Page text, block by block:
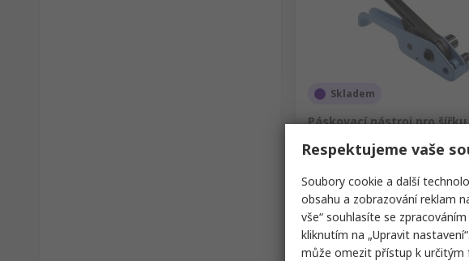
Skladem
Páskovací nástroj pro
Skladové číslo RS183-5790
Mezisoučet (1 jednotka)
3 364,30 Kč(bez DPH) 3
Množství
Respektujeme vaše
Soubory cookie a další
obsahu a zobrazování reklam
vše“ souhlasíte se
kliknutím na „Upravit
může omezit přístup k určitým